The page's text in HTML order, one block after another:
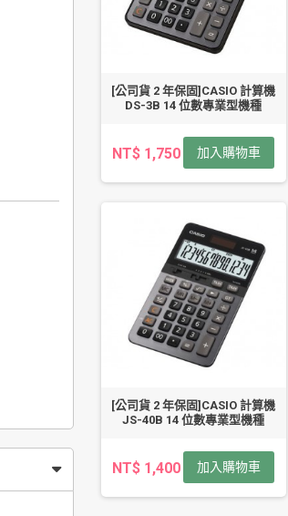
[公司貨 2 年保固]CASIO 計算機
DS-3B 14 位數專業型機種
NT$ 1,750 加入購物車
[公司貨 2 年保固]CASIO 計算機
JS-40B 14 位數專業型機種
NT$ 1,400 加入購物車